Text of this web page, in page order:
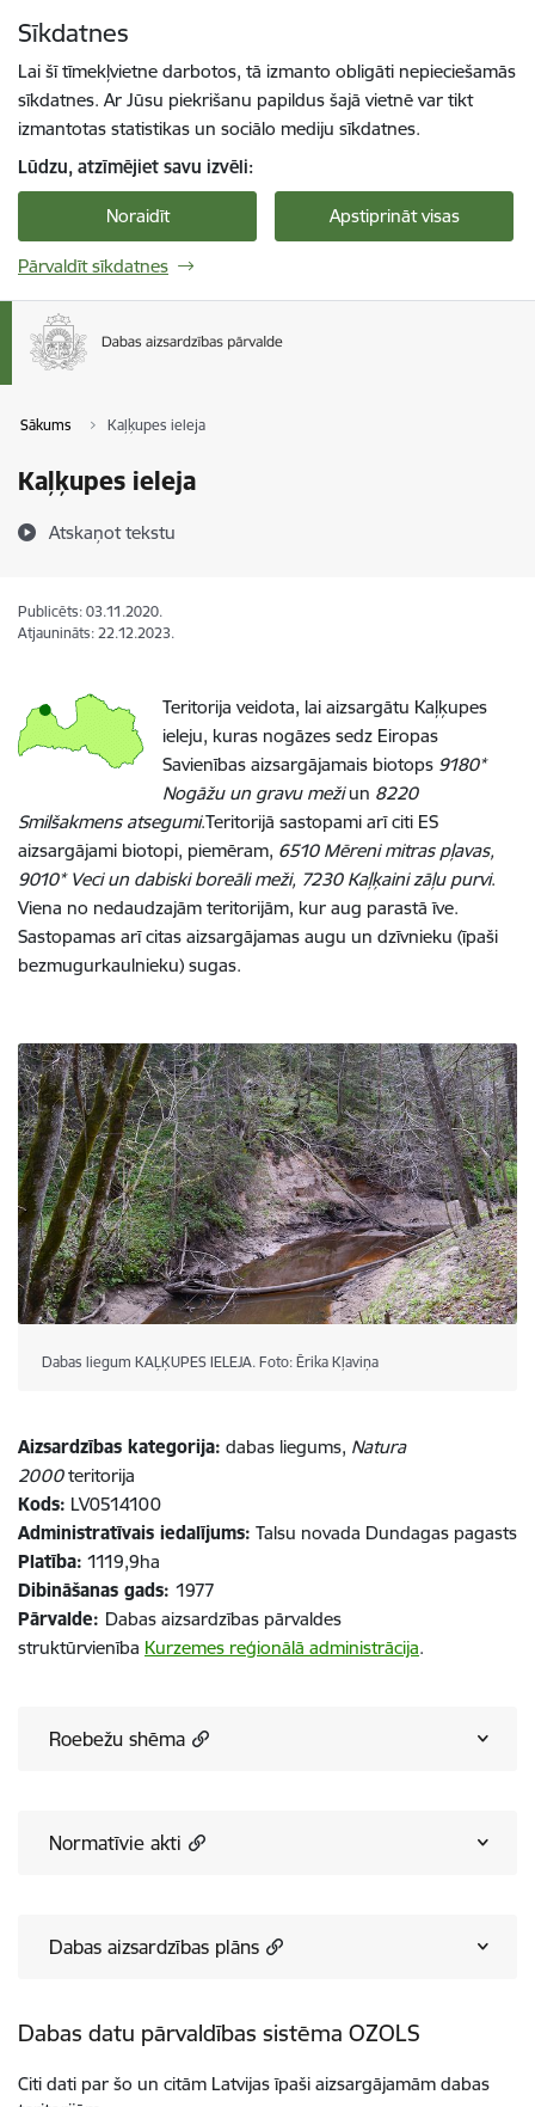
Sīkdatnes
Lai šī tīmekļvietne darbotos, tā izmanto obligāti nepieciešamās
sīkdatnes. Ar Jūsu piekrišanu papildus šajā vietnē var tikt
izmantotas statistikas un sociālo mediju sīkdatnes.
Lūdzu, atzīmējiet savu izvēli:
Noraidīt Apstiprināt visas
Pārvaldīt sīkdatnes
Sākums Kaļķupes ieleja
Kaļķupes ieleja
Atskaņot tekstu
Publicēts: 03.11.2020.
Atjaunināts: 22.12.2023.
Teritorija veidota, lai aizsargātu Kaļķupes
ieleju, kuras nogāzes sedz Eiropas
Savienības aizsargājamais biotops 9180*
Nogāžu un gravu mežiun 8220
Smilšakmens atsegumi.Teritorijā sastopami arī citi ES
aizsargājami biotopi, piemēram, 6510 Mēreni mitras pļavas,
9010* Veci un dabiski boreāli meži, 7230 Kaļķaini zāļu purvi.
Viena no nedaudzajām teritorijām, kur aug parastā īve.
Sastopamas arī citas aizsargājamas augu un dzīvnieku (īpaši
bezmugurkaulnieku) sugas.
Dabas liegum KAĻĶUPES IELEJA. Foto: Ērika Kļaviņa
Aizsardzības kategorija: dabas liegums, Natura
2000teritorija
Kods: LV0514100
Administratīvais iedalījums: Talsu novada Dundagas pagasts
Platība: 1119,9ha
Dibināšanas gads: 1977
Pārvalde: Dabas aizsardzības pārvaldes
struktūrvienība Kurzemes reģionālā administrācija.
Roebežu shēma
Normatīvie akti
Dabas aizsardzības plāns
Dabas datu pārvaldības sistēma OZOLS
Citi dati par šo un citām Latvijas īpaši aizsargājamām dabas